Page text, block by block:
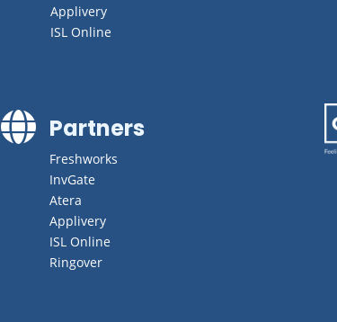
Applivery
ISL Online
 Partners
Freshworks
InvGate
Atera
Applivery
ISL Online
Ringover